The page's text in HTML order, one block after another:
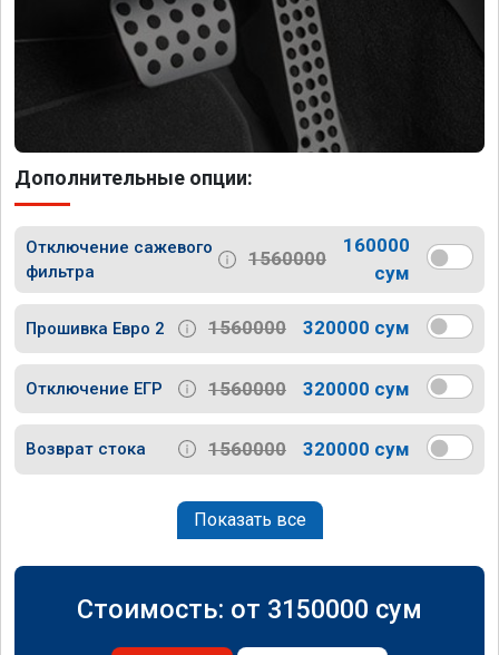
Дополнительные опции:
Отключение сажевого
фильтра
1560000
160000
сум
Прошивка Евро 2 1560000 320000 сум
Отключение ЕГР 1560000 320000 сум
Возврат стока 1560000 320000 сум
Показать все
Стоимость: от 3150000 сум